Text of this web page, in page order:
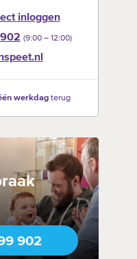
inloggen
(9:00 –‍ 12:00)
werkdagterug
902